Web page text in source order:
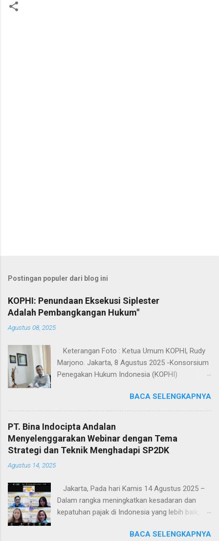
Postingan populer dari blog ini
KOPHI: Penundaan Eksekusi Siplester
Adalah Pembangkangan Hukum"
Agustus 08, 2025
Keterangan Foto : Ketua Umum KOPHI, Rudy
Marjono. Jakarta, 8 Agustus 2025 -Konsorsium
Penegakan Hukum Indonesia (KOPHI)
terhadap putusan perkara Siplester yang telah
berkekuatan hukum tetap (inkracht) sejak 2019,
namun hingga kini belum juga dilaksanakan oleh
Kejaksaan Negeri Jakarta Selatan. Fakta bahwa
sebuah putusan pengadilan yang sudah final
selama enam tahun dibiarkan tanpa eksekusi
pertanyaan besar: Apakah hukum hanya berlaku
bagi rakyat kecil, sementara bagi pihak tertentu
bisa diabaikan? Ketua Umum KOPHI, Rudy
Jakarta Selatan tidak punya alasan hukum
BACA SELENGKAPNYA
PT. Bina Indocipta Andalan
Menyelenggarakan Webinar dengan Tema
Strategi dan Teknik Menghadapi SP2DK
Agustus 14, 2025
Jakarta, Pada hari Kamis 14 Agustus 2025 –
Dalam rangka meningkatkan kesadaran dan
kepatuhan pajak di Indonesia yang lebih baik, PT.
secara cuma-cuma dengan mengangkat topik
BACA SELENGKAPNYA